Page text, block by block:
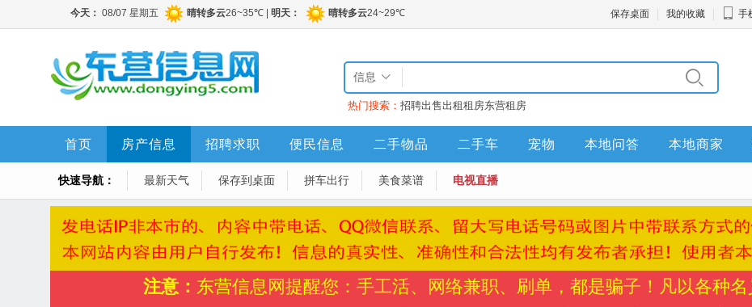
保存桌面 我的收藏 手
信息
热门搜索： 招聘出售出租租房东营租房
首页 房产信息 招聘求职 便民信息 二手物品 二手车 宠物 本地问答 本地商家
快速导航： 最新天气 保存到桌面 拼车出行 美食菜谱 电视直播
注意： 东营信息网提醒您：手工活、网络兼职、刷单，都是骗子！凡以各种名